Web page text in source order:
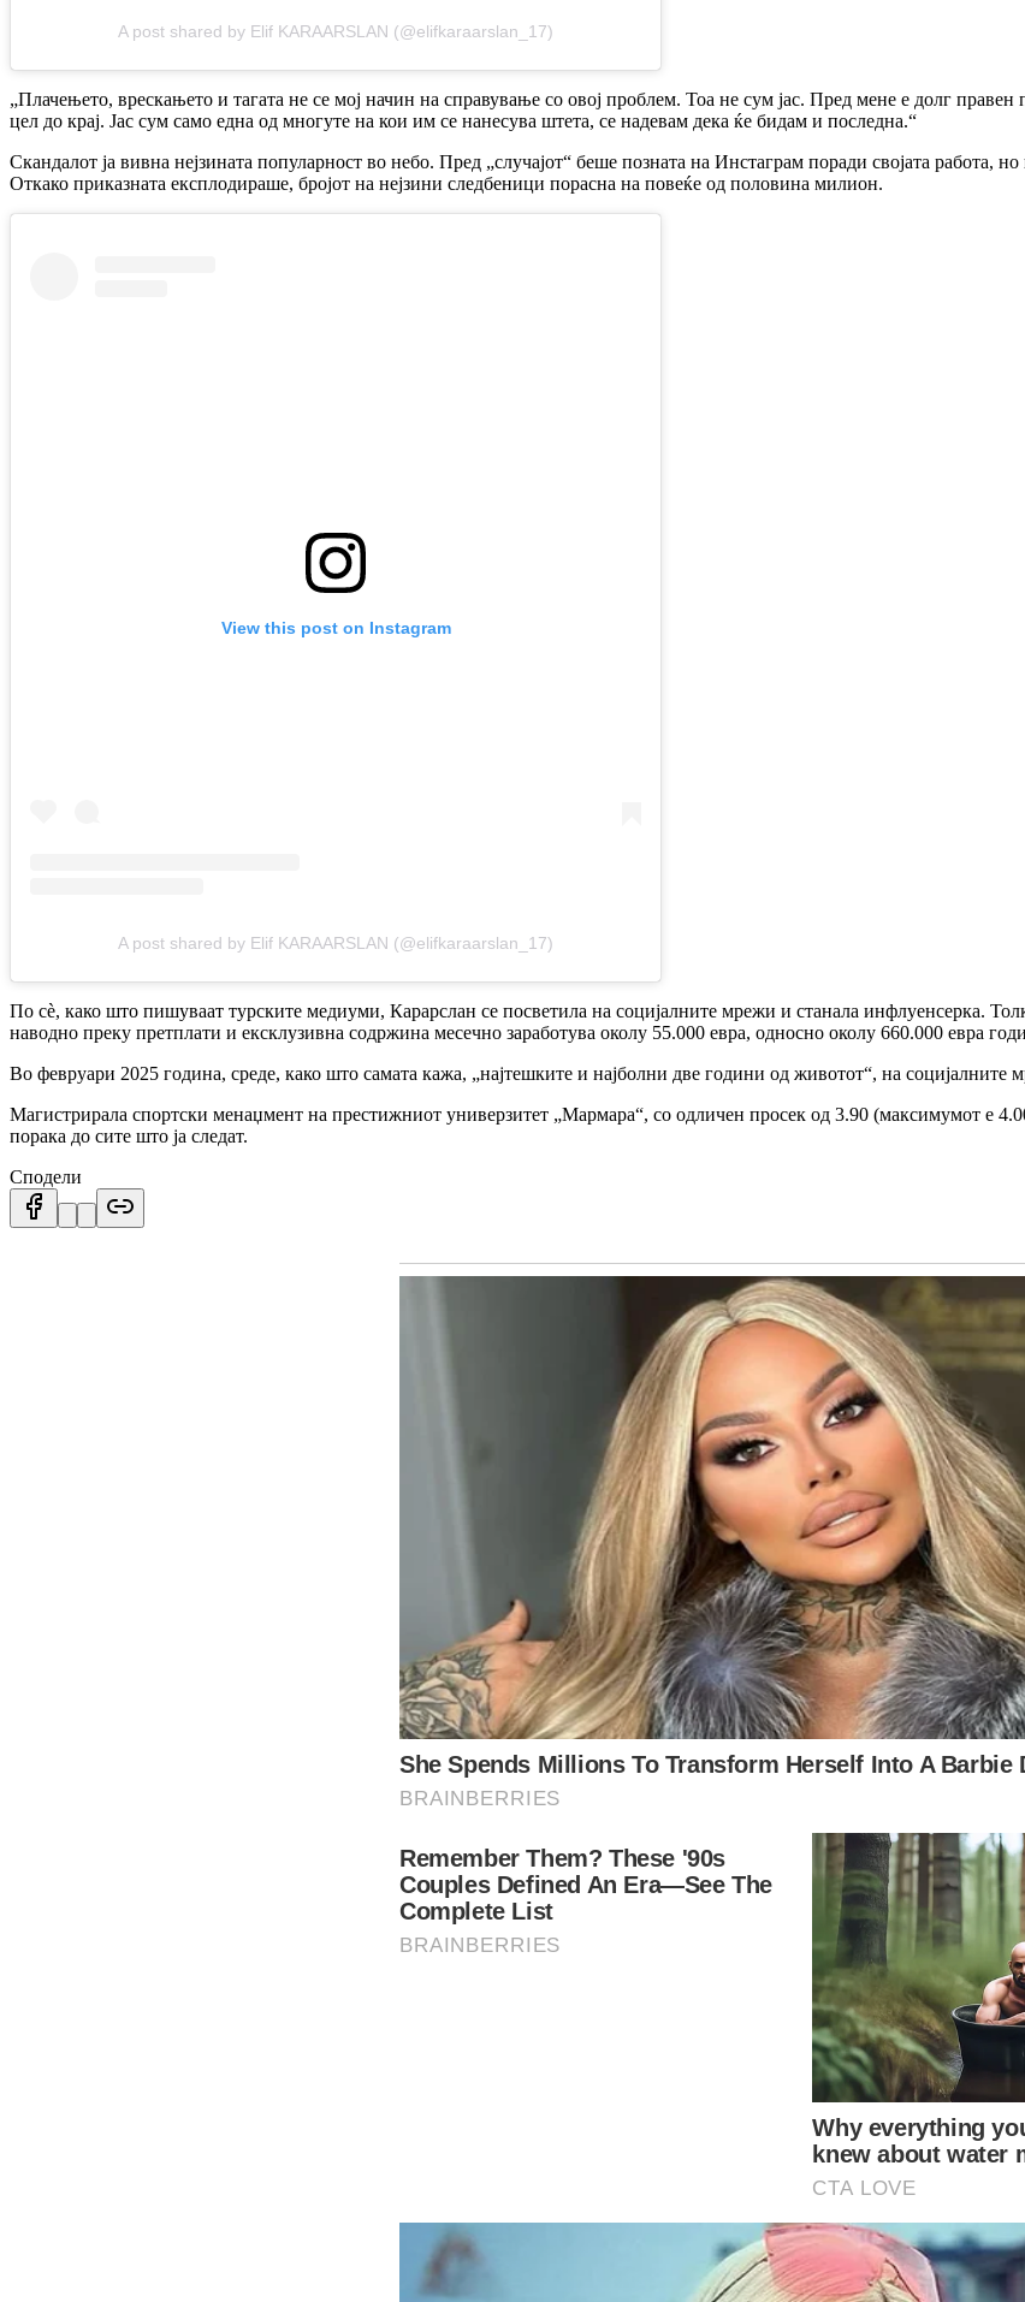
A post shared by Elif KARAARSLAN (@elifkaraarslan_17)
„Плачењето, врескањето и тагата не се мој начин на справување со овој проблем. Тоа не сум јас. Пред мене е долг
цел до крај. Јас сум само една од многуте на кои им се нанесува штета, се надевам дека ќе бидам и последна.“
Скандалот ја вивна нејзината популарност во небо. Пред „случајот“ беше позната на Инстаграм поради својата работа,
Откако приказната експлодираше, бројот на нејзини следбеници порасна на повеќе од половина милион.
View this post on Instagram
A post shared by Elif KARAARSLAN (@elifkaraarslan_17)
По сè, како што пишуваат турските медиуми, Карарслан се посветила на социјалните мрежи и станала инфлуенсерка.
наводно преку претплати и ексклузивна содржина месечно заработува околу 55.000 евра, односно околу 660.000 евра
Во февруари 2025 година, среде, како што самата кажа, „најтешките и најболни две години од животот“, на социјалните
Магистрирала спортски менаџмент на престижниот универзитет „Мармара“, со одличен просек од 3.90 (максимумот е
порака до сите што ја следат.
Сподели